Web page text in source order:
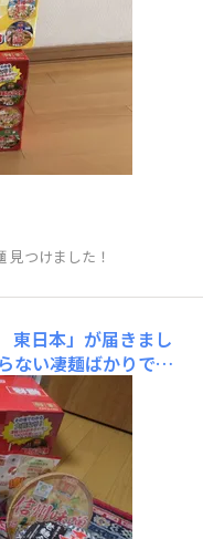
見つけました！
日本」が届きまし
ない凄麺ばかりで
ー＆タマネギ＆肉そ
は、信州味噌です😸